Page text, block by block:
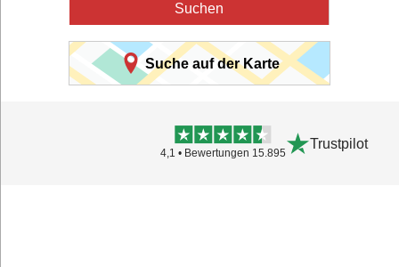
Suchen
Suche auf der Karte
4,1 • Bewertungen 15.895
Trustpilot